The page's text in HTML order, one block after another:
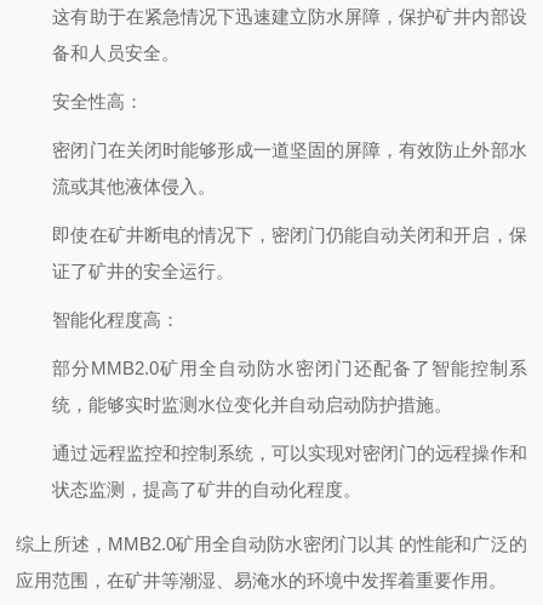
这有助于在紧急情况下迅速建立防水屏障，保护矿井内部设
备和人员安全。
安全性高 ：
密闭门在关闭时能够形成一道坚固的屏障，有效防止外部水
流或其他液体侵入。
即使在矿井断电的情况下，密闭门仍能自动关闭和开启，保
证了矿井的安全运行。
智能化程度高 ：
部分MMB2.0矿用全自动防水密闭门还配备了智能控制系
统，能够实时监测水位变化并自动启动防护措施。
通过远程监控和控制系统，可以实现对密闭门的远程操作和
状态监测，提高了矿井的自动化程度。
综上所述，MMB2.0矿用全自动防水密闭门以其 的性能和广泛的
应用范围，在矿井等潮湿、易淹水的环境中发挥着重要作用。